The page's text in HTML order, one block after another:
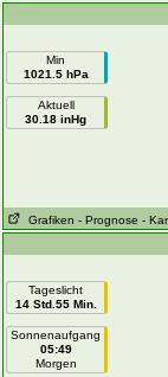
Min
1021.5 hPa
Aktuell
30.18 inHg
Grafiken - Prognose -
Tageslicht
14 Std.55 Min.
Sonnenaufgang
05:49
Morgen